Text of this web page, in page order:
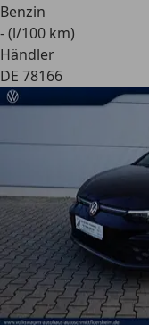
Benzin
- (l/100 km)
Händler
DE 78166